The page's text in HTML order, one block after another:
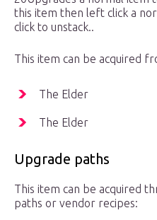
this item then left click a
click to unstack..
This item can be acquired
The Elder
The Elder
Upgrade paths
This item can be acquired
paths or vendor recipes: